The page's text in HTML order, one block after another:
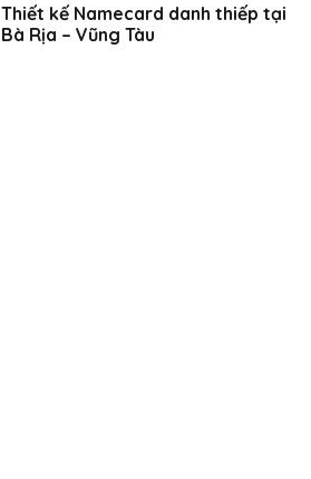
Thiết kế Namecard danh thiếp tại
Bà Rịa – Vũng Tàu